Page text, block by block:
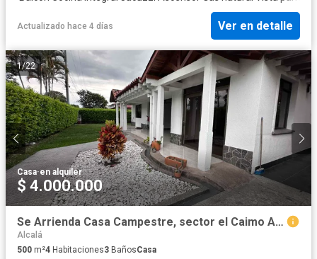
Actualizado hace 4 días Ver en detalle
1/22
Casa·en alquiler
$ 4.000.000
Se Arrienda Casa Campestre, sector el Caimo Armenia
Alcalá
500 m²4 Habitaciones3 BañosCasa